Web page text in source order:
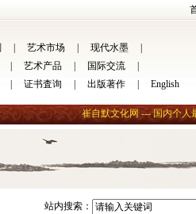
艺术市场 现代水墨
艺术产品 国际交流
证书査询 出版著作 English
崔自默文化网 --- 国内个人
站内搜索：